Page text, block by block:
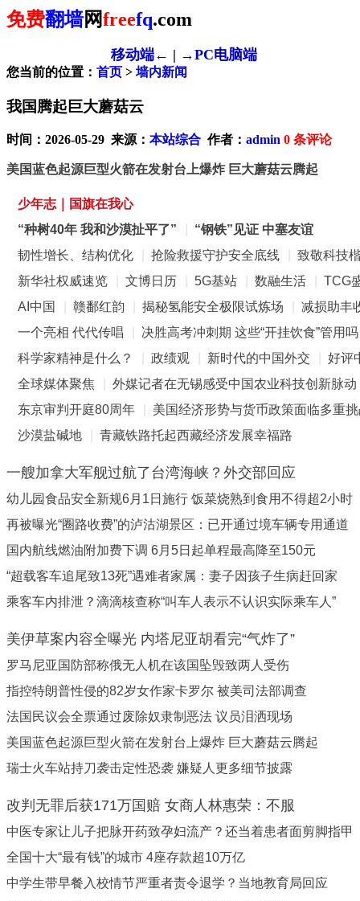
免费翻墙网freefq.com
移动端← | →PC电脑端
您当前的位置： 首页 > 墙内新闻
我国腾起巨大蘑菇云
时间：2026-05-29 来源： 本站综合 作者： admin 0 条评论
美国蓝色起源巨型火箭在发射台上爆炸 巨大蘑菇云腾起
少年志｜国旗在我心
“种树40年 我和沙漠扯平了”
“钢铁”见证 中塞友谊
韧性增长、结构优化
抢险救援守护安全底线
致敬科技
新华社权威速览
文博日历 5G基站 数融生活
TCG
AI中国
赣鄱红韵 揭秘氢能安全极限试炼场
减损助丰
一个亮相 代代传唱
决胜高考冲刺期 这些“开挂饮食”管用吗
科学家精神是什么？
政绩观 新时代的中国外交
好评
全球媒体聚焦
外媒记者在无锡感受中国农业科技创新脉动
东京审判开庭80周年
美国经济形势与货币政策面临多重
沙漠盐碱地
青藏铁路托起西藏经济发展幸福路
一艘加拿大军舰过航了台湾海峡？外交部回应
幼儿园食品安全新规6月1日施行 饭菜烧熟到食用不得超2小时
再被曝光“圈路收费”的泸沽湖景区：已开通过境车辆专用通道
国内航线燃油附加费下调 6月5日起单程最高降至150元
“超载客车追尾致13死”遇难者家属：妻子因孩子生病赶回家
乘客车内排泄？滴滴核查称“叫车人表示不认识实际乘车人”
美伊草案内容全曝光 内塔尼亚胡看完“气炸了”
罗马尼亚国防部称俄无人机在该国坠毁致两人受伤
指控特朗普性侵的82岁女作家卡罗尔 被美司法部调查
法国民议会全票通过废除奴隶制恶法 议员泪洒现场
美国蓝色起源巨型火箭在发射台上爆炸 巨大蘑菇云腾起
瑞士火车站持刀袭击定性恐袭 嫌疑人更多细节披露
改判无罪后获171万国赔 女商人林惠荣：不服
中医专家让儿子把脉开药致孕妇流产？还当着患者面剪脚指甲
全国十大“最有钱”的城市 4座存款超10万亿
中学生带早餐入校情节严重者责令退学？当地教育局回应